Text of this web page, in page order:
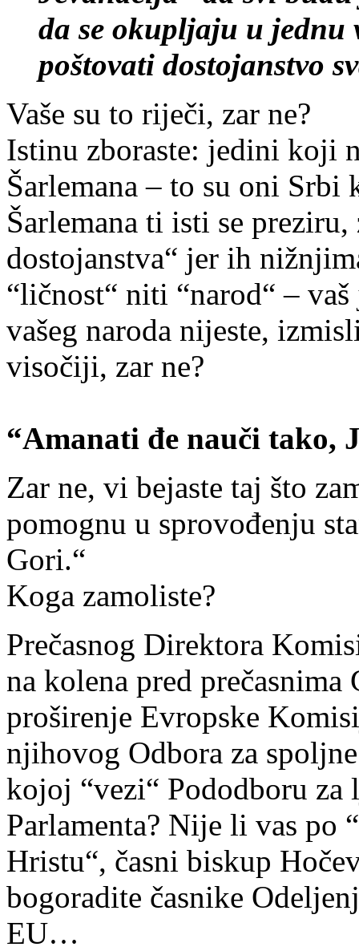
da se okupljaju u jednu
poštovati dostojanstvo
Vaše su to riječi, zar ne?
Istinu zboraste: jedini koji
Šarlemana – to su oni
Šarlemana ti isti se preziru,
dostojanstva“ jer ih
“ličnost“ niti “narod“ –
vašeg naroda nijeste,
visočiji, zar ne?
“Amanati đe nauči tako,
Zar ne, vi bejaste taj što
pomognu u sprovođenju
Gori.“
Koga zamoliste?
Prečasnog Direktora
na kolena pred
proširenje Evropske
njihovog Odbora za
kojoj “vezi“ Pododboru za
Parlamenta? Nije li vas po
Hristu“, časni biskup
bogoradite časnike
EU…